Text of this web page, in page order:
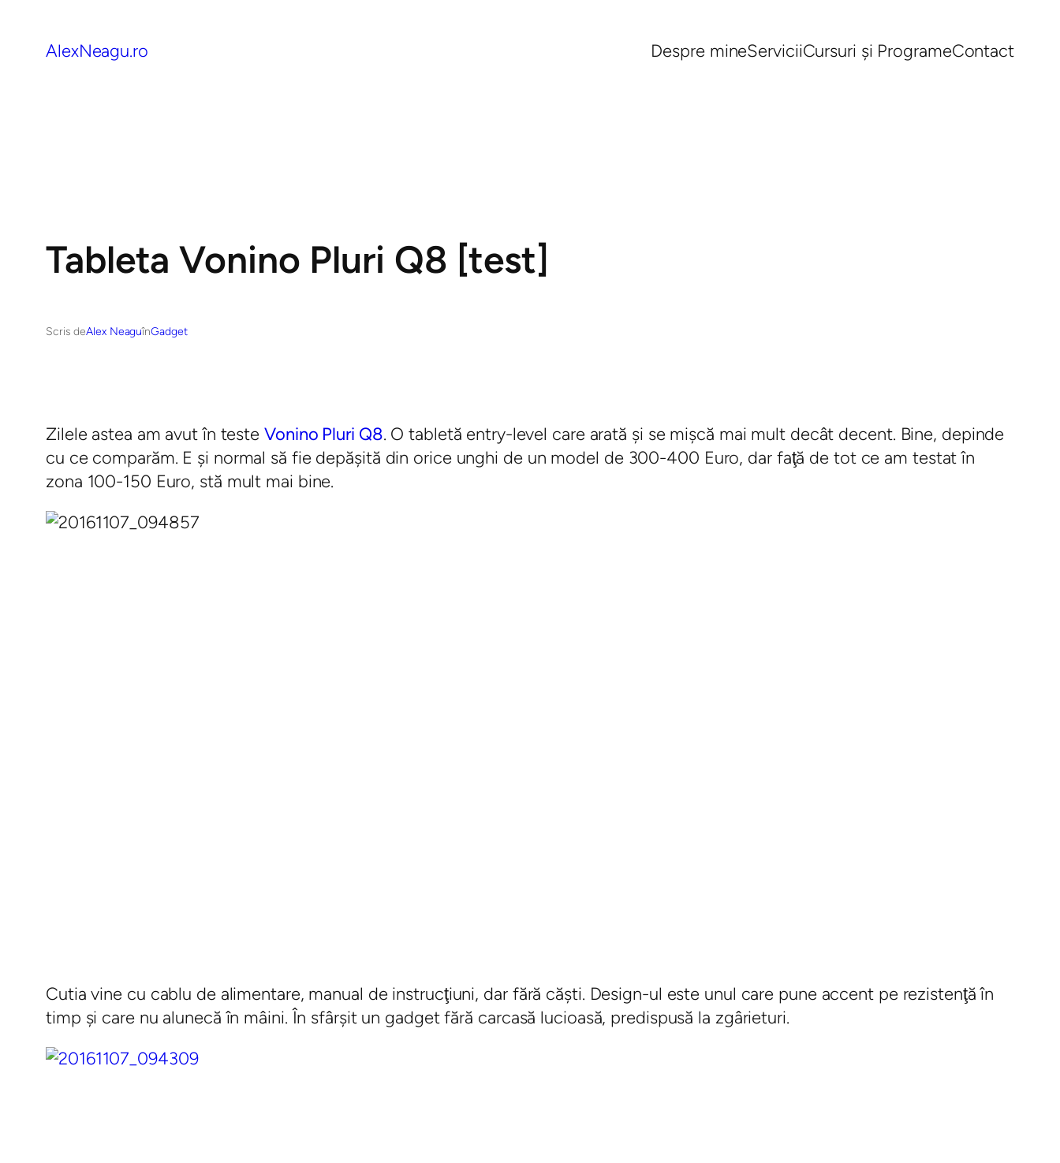
AlexNeagu.ro Despre mineServiciiCursuri și ProgrameContact
Tableta Vonino Pluri Q8 [test]
Scris deAlex NeaguînGadget
Zilele astea am avut în teste Vonino Pluri Q8. O tabletă entry-level care arată şi se mişcă mai mult decât decent. Bine, depinde
cu ce comparăm. E şi normal să fie depăşită din orice unghi de un model de 300-400 Euro, dar faţă de tot ce am testat în
zona 100-150 Euro, stă mult mai bine.
Cutia vine cu cablu de alimentare, manual de instrucţiuni, dar fără căşti. Design-ul este unul care pune accent pe rezistenţă în
timp şi care nu alunecă în mâini. În sfârşit un gadget fără carcasă lucioasă, predispusă la zgârieturi.